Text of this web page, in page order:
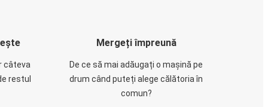
câteva
restul
Mergeți împreună
De ce să mai adăugați o mașină pe
drum când puteți alege călătoria în
comun?